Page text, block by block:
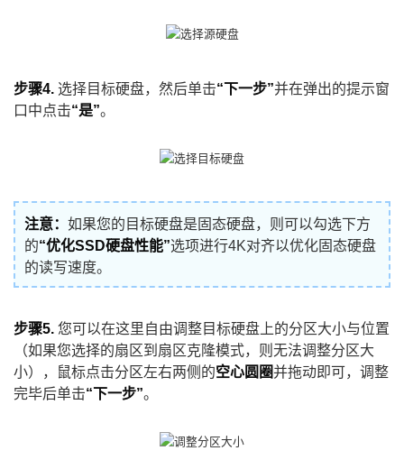
步骤4. 选择目标硬盘，然后单击“下一步”并在弹出的提示窗
口中点击“是”。
注意： 如果您的目标硬盘是固态硬盘，则可以勾选下方
的“优化SSD硬盘性能”选项进行4K对齐以优化固态硬盘
的读写速度。
步骤5. 您可以在这里自由调整目标硬盘上的分区大小与位置
（如果您选择的扇区到扇区克隆模式，则无法调整分区大
小），鼠标点击分区左右两侧的空心圆圈并拖动即可，调整
完毕后单击“下一步”。